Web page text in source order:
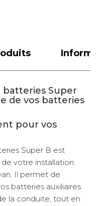
batteries Super
de vos batteries
pour vos
Super B est
votre installation
Il permet de
batteries auxiliaires
la conduite, tout en